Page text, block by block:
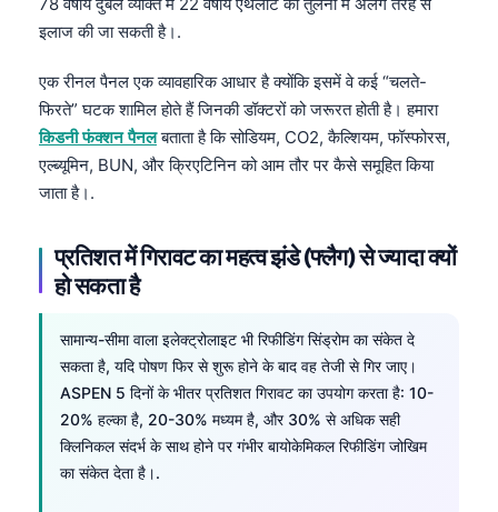
इलाज की जा सकती है।.
एक रीनल पैनल एक व्यावहारिक आधार है क्योंकि इसमें वे कई “चलते-
फिरते” घटक शामिल होते हैं जिनकी डॉक्टरों को जरूरत होती है। हमारा
किडनी फंक्शन पैनलबताता है कि सोडियम, CO2, कैल्शियम, फॉस्फोरस,
एल्ब्यूमिन, BUN, और क्रिएटिनिन को आम तौर पर कैसे समूहित किया
जाता है।.
प्रतिशत में गिरावट का महत्व झंडे (फ्लैग) से ज्यादा क्यों
हो सकता है
सामान्य-सीमा वाला इलेक्ट्रोलाइट भी रिफीडिंग सिंड्रोम का संकेत दे
सकता है, यदि पोषण फिर से शुरू होने के बाद वह तेजी से गिर जाए।
ASPEN 5 दिनों के भीतर प्रतिशत गिरावट का उपयोग करता है: 10-
20% हल्का है, 20-30% मध्यम है, और 30% से अधिक सही
क्लिनिकल संदर्भ के साथ होने पर गंभीर बायोकेमिकल रिफीडिंग जोखिम
का संकेत देता है।.
ગુજરાતી
ಕನ್ನಡ
മലയാളം
Bahasa Melayu
Tagalog
ไทย
ភាសាខ្មែរ
Kiswahili
አማርኛ
Українська
O‘zbekcha